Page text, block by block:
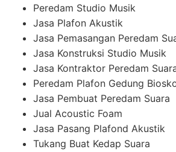
Peredam Studio Musik
Jasa Plafon Akustik
Jasa Pemasangan Peredam
Jasa Konstruksi Studio Musik
Jasa Kontraktor Peredam
Peredam Plafon Gedung
Jasa Pembuat Peredam Suara
Jual Acoustic Foam
Jasa Pasang Plafond Akustik
Tukang Buat Kedap Suara